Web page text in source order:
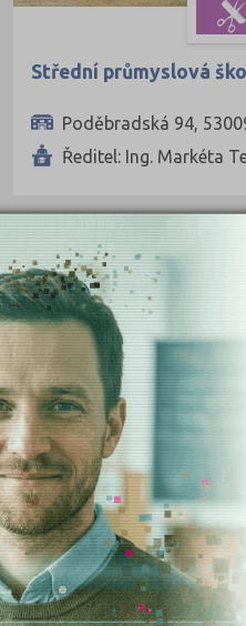
Frýdek-Místek (6)
Hodonín (7)
Hradec Králové (9)
Cheb (3)
Chrudim (3)
Jablonec nad Nisou (2)
Jeseník (5)
Jičín (3)
Jihlava (8)
Jindřichův Hradec (7)
Karlovy Vary (5)
Karviná (12)
Kladno (7)
Klatovy (5)
Kolín (6)
Střední průmyslová
Poděbradská 94,
Ředitel: Ing. Markéta
PRIVÁTNÍ